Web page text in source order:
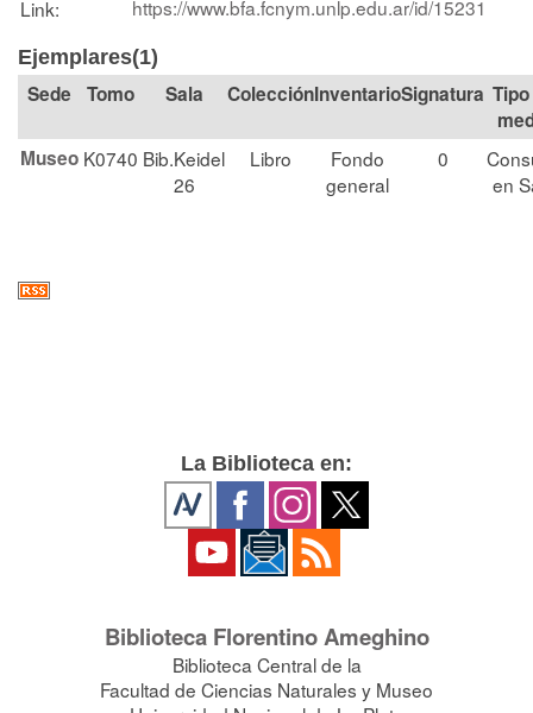
Link: https://www.bfa.fcnym.unlp.edu.ar/id/15231
Ejemplares(1)
Tomo Sala Colección Signatura
Museo K0740 Bib.Keidel
26
Libro
Fondo
general
0
en
La Biblioteca en:
Biblioteca Florentino Ameghino
Biblioteca Central de la
Facultad de Ciencias Naturales y Museo